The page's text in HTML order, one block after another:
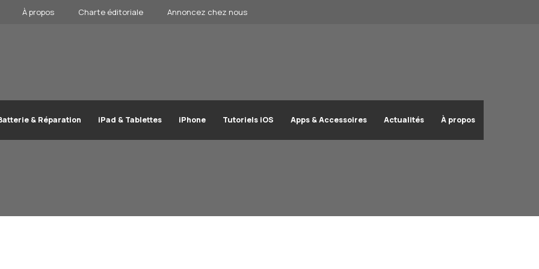
À propos Charte éditoriale Annoncez chez nous
& Réparation iPad & Tablettes iPhone Tutoriels iOS Apps & Accessoires Actualités À propos